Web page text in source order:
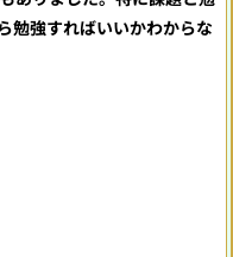
勉強すればいいかわからな